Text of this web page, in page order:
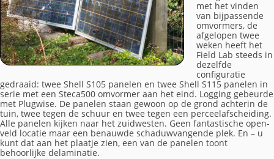
met het vinden
van bijpassende
omvormers, de
afgelopen twee
weken heeft het
Field Lab steeds in
dezelfde
configuratie
gedraaid: twee Shell S105 panelen en twee Shell S115 panelen in
serie met een Steca500 omvormer aan het eind. Logging gebeurde
met Plugwise. De panelen staan gewoon op de grond achterin de
tuin, twee tegen de schuur en twee tegen een perceelafscheiding.
Alle panelen kijken naar het zuidwesten. Geen fantastische open-
veld locatie maar een benauwde schaduwvangende plek. En – u
kunt dat aan het plaatje zien, een van de panelen toont
behoorlijke delaminatie.